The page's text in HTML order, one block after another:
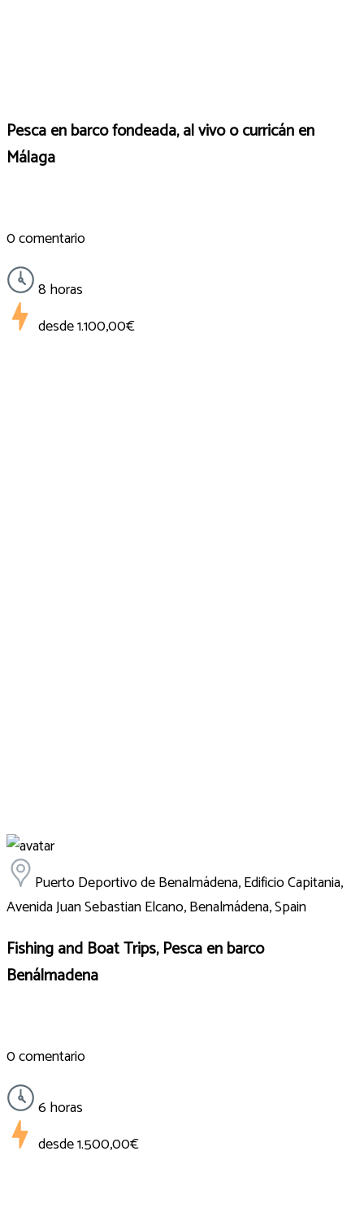
Pesca en barco fondeada, al vivo o curricán en
Málaga
0 comentario
8 horas
desde1.100,00€
Puerto Deportivo de Benalmádena, Edificio Capitania,
Avenida Juan Sebastian Elcano, Benalmádena, Spain
Fishing and Boat Trips, Pesca en barco
Benálmadena
0 comentario
6 horas
desde1.500,00€